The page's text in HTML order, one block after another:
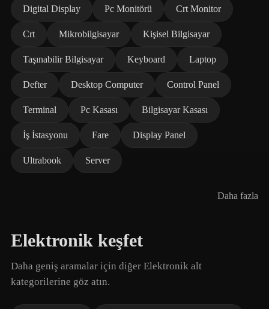
Digital Display Pc Monitörü Crt Monitor
Crt Mikrobilgisayar Kişisel Bilgisayar
Taşınabilir Bilgisayar Keyboard Laptop
Defter Desktop Computer Control Panel
Terminal Pc Kasası Bilgisayar Kasası
İş İstasyonu Fare Display Panel
Ultrabook Server
Daha fazla
Elektronik keşfet
Daha geniş aramalar için diğer Elektronik alt
kategorilerine göz atın.